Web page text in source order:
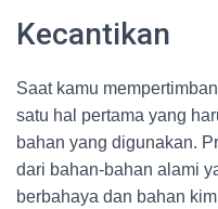
Kecantikan
Saat kamu
satu hal pertama yang
bahan yang digunakan.
dari bahan-bahan alami
berbahaya dan bahan